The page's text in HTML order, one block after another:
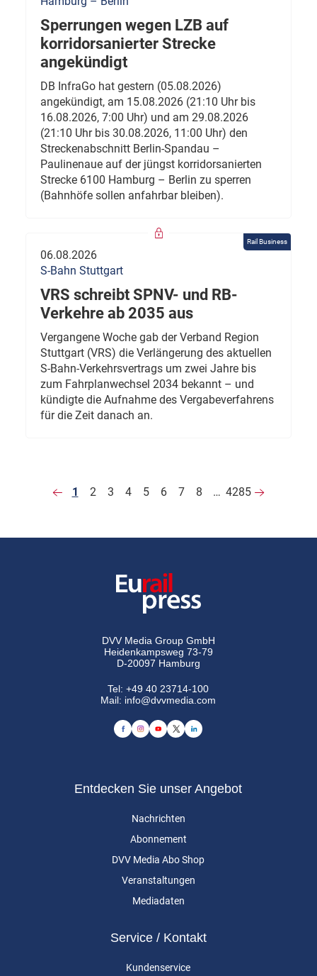
Sperrungen wegen LZB auf
korridorsanierter Strecke
angekündigt
DB InfraGo hat gestern (05.08.2026)
angekündigt, am 15.08.2026 (21:10 Uhr bis
16.08.2026, 7:00 Uhr) und am 29.08.2026
(21:10 Uhr bis 30.08.2026, 11:00 Uhr) den
Streckenabschnitt Berlin-Spandau –
Paulinenaue auf der jüngst korridorsanierten
Strecke 6100 Hamburg – Berlin zu sperren
(Bahnhöfe sollen anfahrbar bleiben).
Rail Business
06.08.2026
S-Bahn Stuttgart
VRS schreibt SPNV- und RB-
Verkehre ab 2035 aus
Vergangene Woche gab der Verband Region
Stuttgart (VRS) die Verlängerung des aktuellen
S-Bahn-Verkehrsvertrags um zwei Jahre bis
zum Fahrplanwechsel 2034 bekannt – und
kündigte die Aufnahme des Vergabeverfahrens
für die Zeit danach an.
1 2 3 4 5 6 7 8 … 4285
DVV Media Group GmbH
Heidenkampsweg 73-79
D-20097 Hamburg
Tel:+49 40 23714-100
Mail: info@dvvmedia.com
Entdecken Sie unser Angebot
Nachrichten
Abonnement
DVV Media Abo Shop
Veranstaltungen
Mediadaten
Service / Kontakt
Kundenservice